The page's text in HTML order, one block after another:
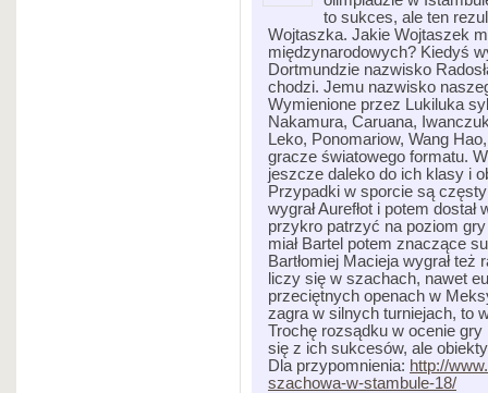
to sukces, ale ten
Wojtaszka. Jakie Wojtaszek
międzynarodowych? Kiedyś
Dortmundzie nazwisko
chodzi. Jemu nazwisko
Wymienione przez Lukiluka
Nakamura, Caruana,
Leko, Ponomariow, Wang
gracze światowego formatu.
jeszcze daleko do ich klasy i
Przypadki w sporcie są
wygrał Aurefłot i potem
przykro patrzyć na poziom
miał Bartel potem znaczące
Bartłomiej Macieja wygrał
liczy się w szachach, nawet
przeciętnych openach w
zagra w silnych turniejach, to
Trochę rozsądku w ocenie
się z ich sukcesów, ale
Dla przypomnienia: http://
szachowa-w-stambule-18/